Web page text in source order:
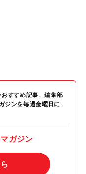
すすめ記事、編集部
ジンを毎週金曜日に
ガジン